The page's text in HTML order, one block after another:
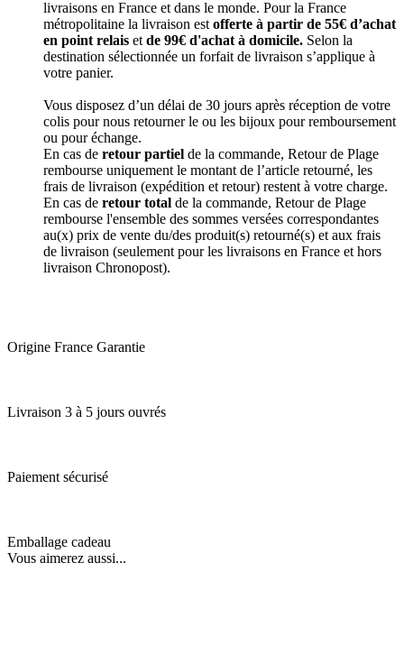
livraisons en France et dans le monde. Pour la France
métropolitaine la livraison est offerte à partir de 55€ d’achat
en point relais et de 99€ d'achat à domicile. Selon la
destination sélectionnée un forfait de livraison s’applique à
votre panier.
Vous disposez d’un délai de 30 jours après réception de votre
colis pour nous retourner le ou les bijoux pour remboursement
ou pour échange.
En cas de retour partiel de la commande, Retour de Plage
rembourse uniquement le montant de l’article retourné, les
frais de livraison (expédition et retour) restent à votre charge.
En cas de retour total de la commande, Retour de Plage
rembourse l'ensemble des sommes versées correspondantes
au(x) prix de vente du/des produit(s) retourné(s) et aux frais
de livraison (seulement pour les livraisons en France et hors
livraison Chronopost).
Origine France Garantie
Livraison 3 à 5 jours ouvrés
Paiement sécurisé
Emballage cadeau
Vous aimerez aussi...